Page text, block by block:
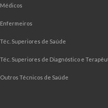
Médicos
Enfermeiros
Téc. Superiores de Saúde
Téc. Superiores de Diagnóstico e
Outros Técnicos de Saúde